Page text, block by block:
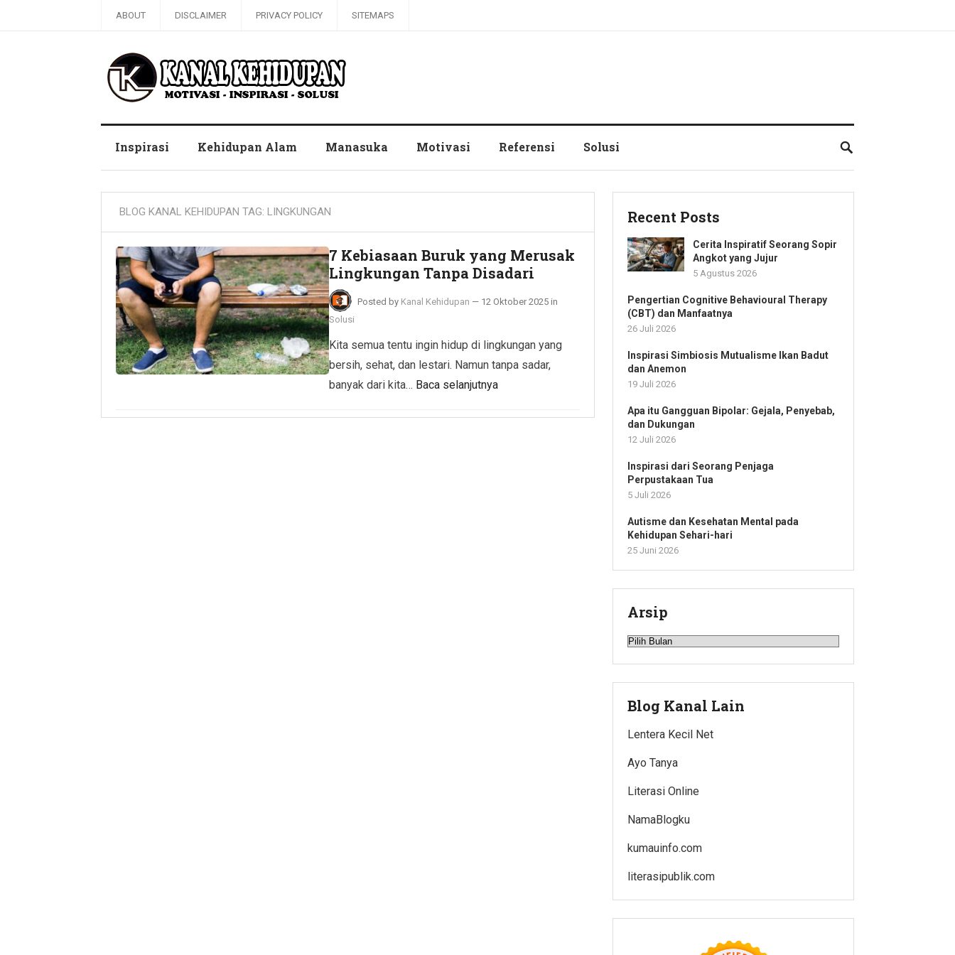
ABOUT DISCLAIMER PRIVACY POLICY SITEMAPS
Inspirasi Kehidupan Alam Manasuka Motivasi Referensi Solusi
BLOG KANAL KEHIDUPAN TAG: LINGKUNGAN
7 Kebiasaan Buruk yang Merusak
Lingkungan Tanpa Disadari
Posted by Kanal Kehidupan — 12 Oktober 2025 in
Solusi
Kita semua tentu ingin hidup di lingkungan yang
bersih, sehat, dan lestari. Namun tanpa sadar,
banyak dari kita… Baca selanjutnya
Recent Posts
Cerita Inspiratif Seorang Sopir
Angkot yang Jujur
5 Agustus 2026
Pengertian Cognitive Behavioural Therapy
(CBT) dan Manfaatnya
26 Juli 2026
Inspirasi Simbiosis Mutualisme Ikan Badut
dan Anemon
19 Juli 2026
Apa itu Gangguan Bipolar: Gejala, Penyebab,
dan Dukungan
12 Juli 2026
Inspirasi dari Seorang Penjaga
Perpustakaan Tua
5 Juli 2026
Autisme dan Kesehatan Mental pada
Kehidupan Sehari-hari
25 Juni 2026
Arsip
Arsip
Blog Kanal Lain
Lentera Kecil Net
Ayo Tanya
Literasi Online
NamaBlogku
kumauinfo.com
literasipublik.com